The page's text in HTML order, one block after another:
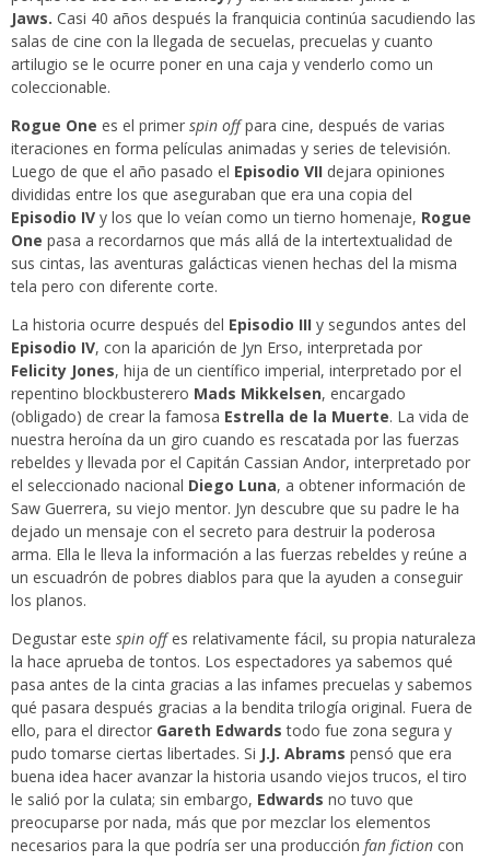
Jaws. Casi 40 años después la franquicia continúa sacudiendo las
salas de cine con la llegada de secuelas, precuelas y cuanto
artilugio se le ocurre poner en una caja y venderlo como un
coleccionable.
Rogue One es el primer spin offpara cine, después de varias
iteraciones en forma películas animadas y series de televisión.
Luego de que el año pasado el Episodio VII dejara opiniones
divididas entre los que aseguraban que era una copia del
Episodio IV y los que lo veían como un tierno homenaje, Rogue
One pasa a recordarnos que más allá de la intertextualidad de
sus cintas, las aventuras galácticas vienen hechas del la misma
tela pero con diferente corte.
La historia ocurre después del Episodio III y segundos antes del
Episodio IV, con la aparición de Jyn Erso, interpretada por
Felicity Jones, hija de un científico imperial, interpretado por el
repentino blockbusterero Mads Mikkelsen, encargado
(obligado) de crear la famosa Estrella de la Muerte. La vida de
nuestra heroína da un giro cuando es rescatada por las fuerzas
rebeldes y llevada por el Capitán Cassian Andor, interpretado por
el seleccionado nacional Diego Luna, a obtener información de
Saw Guerrera, su viejo mentor. Jyn descubre que su padre le ha
dejado un mensaje con el secreto para destruir la poderosa
arma. Ella le lleva la información a las fuerzas rebeldes y reúne a
un escuadrón de pobres diablos para que la ayuden a conseguir
los planos.
Degustar este spin offes relativamente fácil, su propia naturaleza
la hace aprueba de tontos. Los espectadores ya sabemos qué
pasa antes de la cinta gracias a las infames precuelas y sabemos
qué pasara después gracias a la bendita trilogía original. Fuera de
ello, para el director Gareth Edwards todo fue zona segura y
pudo tomarse ciertas libertades. Si J.J. Abrams pensó que era
buena idea hacer avanzar la historia usando viejos trucos, el tiro
le salió por la culata; sin embargo, Edwards no tuvo que
preocuparse por nada, más que por mezclar los elementos
necesarios para la que podría ser una producción fan fiction con